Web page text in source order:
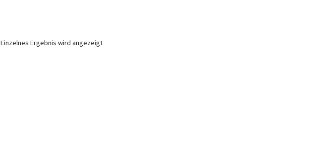
Einzelnes Ergebnis wird angezeigt